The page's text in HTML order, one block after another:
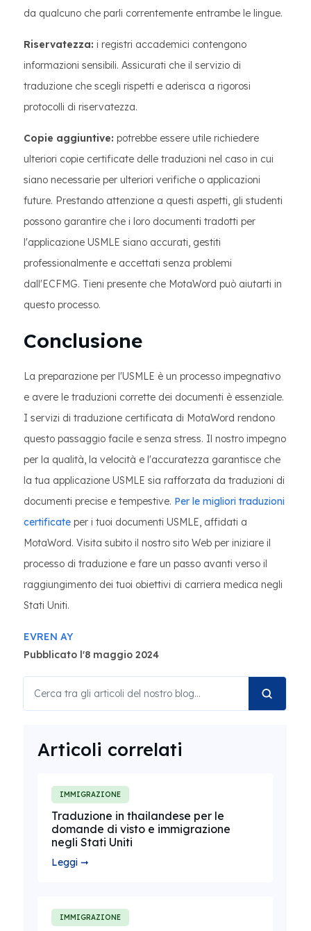
da qualcuno che parli correntemente entrambe le lingue.
Riservatezza: i registri accademici contengono
informazioni sensibili. Assicurati che il servizio di
traduzione che scegli rispetti e aderisca a rigorosi
protocolli di riservatezza.
Copie aggiuntive: potrebbe essere utile richiedere
ulteriori copie certificate delle traduzioni nel caso in cui
siano necessarie per ulteriori verifiche o applicazioni
future. Prestando attenzione a questi aspetti, gli studenti
possono garantire che i loro documenti tradotti per
l'applicazione USMLE siano accurati, gestiti
professionalmente e accettati senza problemi
dall'ECFMG. Tieni presente che MotaWord può aiutarti in
questo processo.
Conclusione
La preparazione per l'USMLE è un processo impegnativo
e avere le traduzioni corrette dei documenti è essenziale.
I servizi di traduzione certificata di MotaWord rendono
questo passaggio facile e senza stress. Il nostro impegno
per la qualità, la velocità e l'accuratezza garantisce che
la tua applicazione USMLE sia rafforzata da traduzioni di
documenti precise e tempestive. Per le migliori traduzioni
certificate per i tuoi documenti USMLE, affidati a
MotaWord. Visita subito il nostro sito Web per iniziare il
processo di traduzione e fare un passo avanti verso il
raggiungimento dei tuoi obiettivi di carriera medica negli
Stati Uniti.
EVREN AY
Pubblicato l'8 maggio 2024
Articoli correlati
IMMIGRAZIONE
Traduzione in thailandese per le
domande di visto e immigrazione
negli Stati Uniti
Leggi ➞
IMMIGRAZIONE